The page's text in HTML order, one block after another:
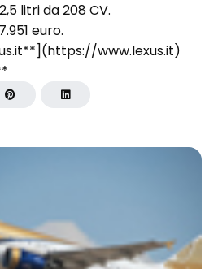
litri da 208 CV.
euro.
www.lexus.it)